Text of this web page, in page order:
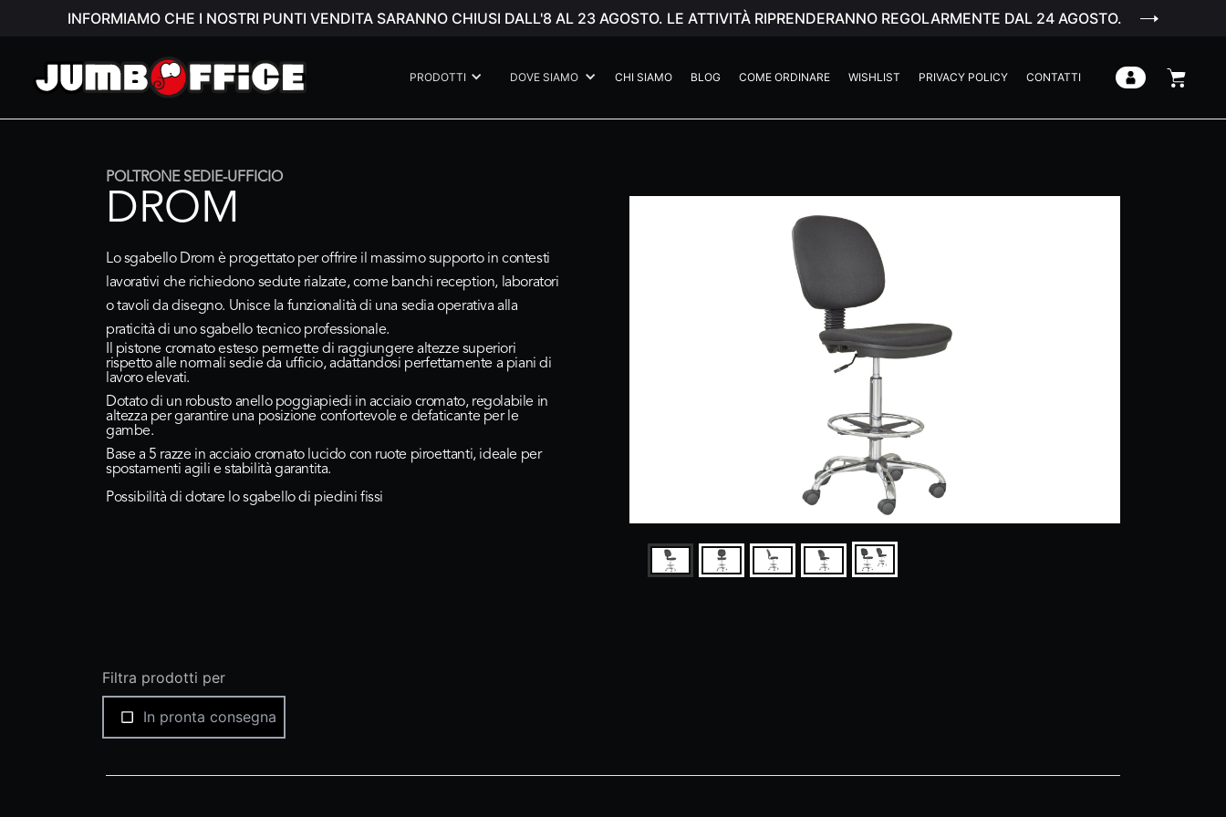
INFORMIAMO CHE I NOSTRI PUNTI VENDITA SARANNO CHIUSI DALL'8 AL 23 AGOSTO. LE ATTIVITÀ RIPRENDERANNO REGOLARMENTE DAL 24 AGOSTO.
PRODOTTI DOVE SIAMO CHI SIAMO BLOG COME ORDINARE WISHLIST PRIVACY POLICY CONTATTI
POLTRONE SEDIE-UFFICIO
DROM
Lo sgabello Drom è progettato per offrire il massimo supporto in contesti
lavorativi che richiedono sedute rialzate, come banchi reception, laboratori
o tavoli da disegno. Unisce la funzionalità di una sedia operativa alla
praticità di uno sgabello tecnico professionale.
Il pistone cromato esteso permette di raggiungere altezze superiori
rispetto alle normali sedie da ufficio, adattandosi perfettamente a piani di
lavoro elevati.
Dotato di un robusto anello poggiapiedi in acciaio cromato, regolabile in
altezza per garantire una posizione confortevole e defaticante per le
gambe.
Base a 5 razze in acciaio cromato lucido con ruote piroettanti, ideale per
spostamenti agili e stabilità garantita.
Possibilità di dotare lo sgabello di piedini fissi
Filtra prodotti per
In pronta consegna